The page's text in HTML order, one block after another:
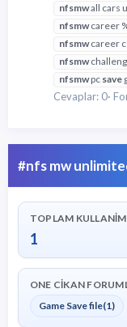
nfsmwall cars
nfsmwcareer
nfsmwcareer
nfsmw
nfsmwpc save
Cevaplar: 0
#nfs mw
TOPLAM KULLANIM
1
ONE CIKAN
Game Save file(1)